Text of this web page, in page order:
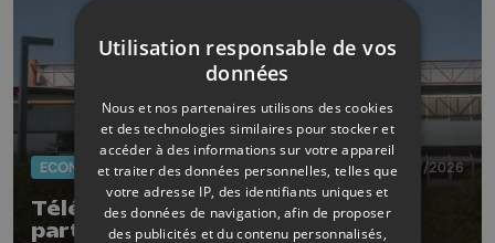
ECONOMIE 09/07/2026
Téléscope Einstein : KEYES
participe à la conception du
Utilisation responsable de vos
données
Nous et nos partenaires utilisons des cookies
et des technologies similaires pour stocker et
accéder à des informations sur votre appareil
et traiter des données personnelles, telles que
votre adresse IP, des identifiants uniques et
des données de navigation, afin de proposer
des publicités et du contenu personnalisés,